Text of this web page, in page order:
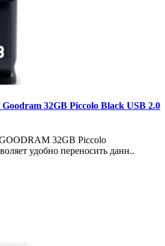
32GB Piccolo Black USB 2.0
32GB Piccolo
удобно переносить данн..